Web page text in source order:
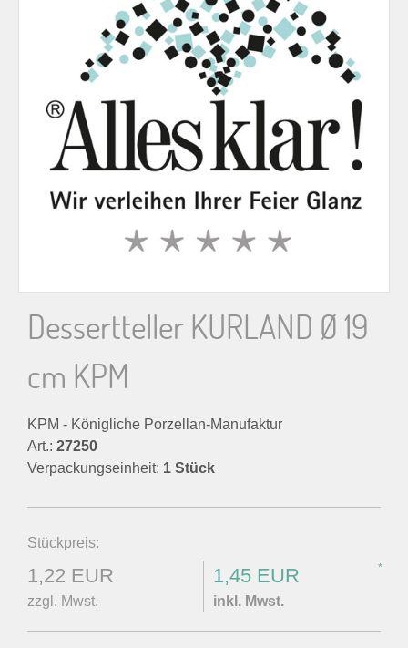
a
h
Dessertteller KURLAND Ø 19
cm KPM
KPM - Königliche Porzellan-Manufaktur
Art.: 27250
Verpackungseinheit: 1 Stück
Stückpreis:
1,22 EUR
zzgl. Mwst.
1,45 EUR *
inkl. Mwst.